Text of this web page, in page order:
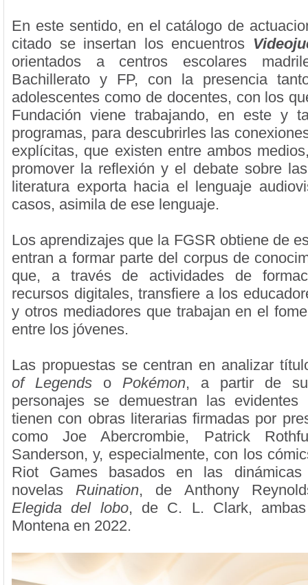
En este sentido, en el catálogo de
citado se insertan los encuentros
orientados a centros escolares
Bachillerato y FP, con la presencia
adolescentes como de docentes, con los
Fundación viene trabajando, en este y
programas, para descubrirles las
explícitas, que existen entre ambos
promover la reflexión y el debate sobre
literatura exporta hacia el lenguaje
casos, asimila de ese lenguaje.
Los aprendizajes que la FGSR obtiene de
entran a formar parte del corpus de
que, a través de actividades de
recursos digitales, transfiere a los
y otros mediadores que trabajan en el
entre los jóvenes.
Las propuestas se centran en analizar
of Legends o Pokémon, a partir de
personajes se demuestran las evidentes
tienen con obras literarias firmadas por
como Joe Abercrombie, Patrick
Sanderson, y, especialmente, con los
Riot Games basados en las
novelasRuination, de Anthony
Elegida del lobo, de C. L. Clark, ambas
Montena en 2022.